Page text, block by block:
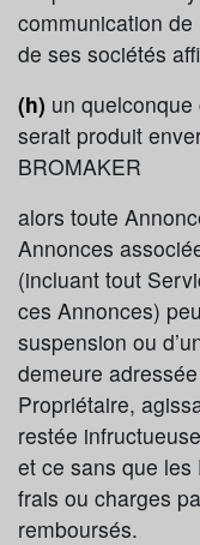
communication de
de ses sociétés
(h) un
serait produit
BROMAKER
alors toute
Annonces
(incluant tout
ces Annonces)
suspension ou
demeure
Propriétaire,
restée
et ce sans que les
frais ou charges
remboursés.